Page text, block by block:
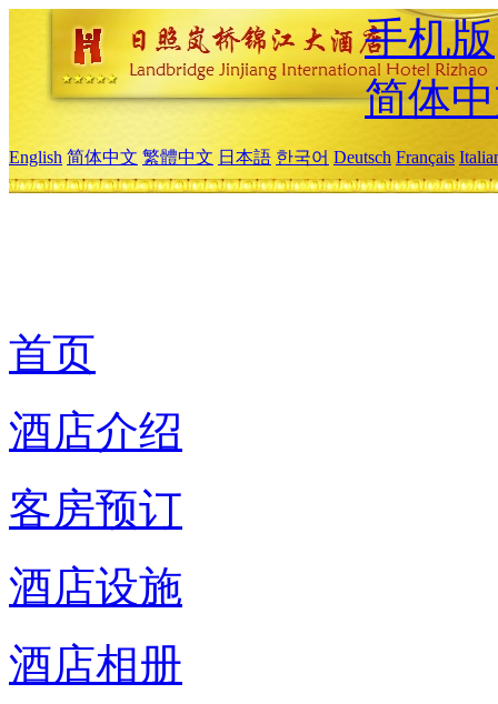
手机版
简体
English 简体中文 繁體中文 日本語 한국어 Deutsch Français
首页
酒店介绍
客房预订
酒店设施
酒店相册